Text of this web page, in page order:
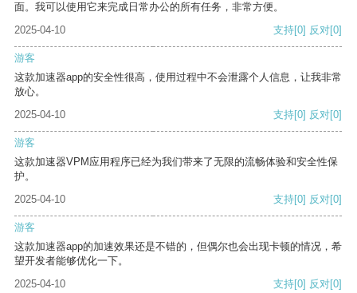
面。我可以使用它来完成日常办公的所有任务，非常方便。
2025-04-10
支持[0] 反对[0]
游客
这款加速器app的安全性很高，使用过程中不会泄露个人信息，让我非常
放心。
2025-04-10
支持[0] 反对[0]
游客
这款加速器VPM应用程序已经为我们带来了无限的流畅体验和安全性保
护。
2025-04-10
支持[0] 反对[0]
游客
这款加速器app的加速效果还是不错的，但偶尔也会出现卡顿的情况，希
望开发者能够优化一下。
2025-04-10
支持[0] 反对[0]